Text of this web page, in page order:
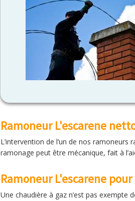
Ramoneur L'escarene
L’intervention de l’un de nos
ramonage peut être mécanique, fait à
Ramoneur L'escarene
Une chaudière à gaz n’est pas exempte